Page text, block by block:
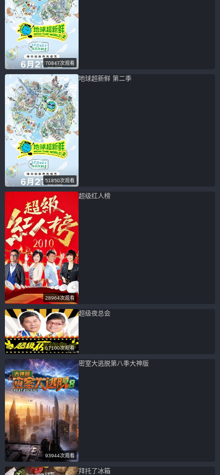
70847次观看
51850次观看
地球超新鲜 第二季
28964次观看
超级红人榜
67100次观看
超级夜总会
93944次观看
密室大逃脱第八季大神版
拜托了冰箱